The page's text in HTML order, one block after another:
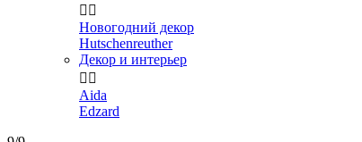
 
Новогодний декор
Hutschenreuther
Декор и интерьер
 
Aida
Edzard